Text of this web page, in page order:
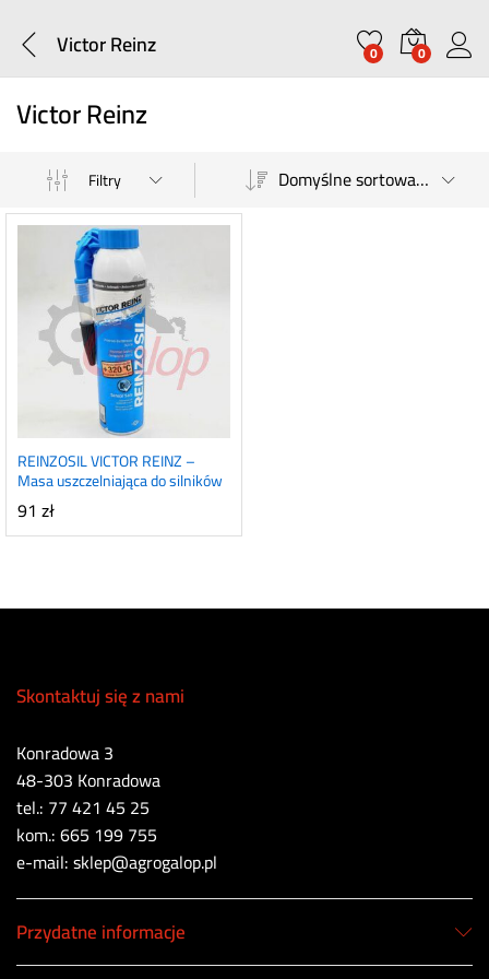
Victor Reinz 0 0
Victor Reinz
Filtry Domyślne sortowanie
REINZOSIL VICTOR REINZ –
Masa uszczelniająca do silników
91 zł
Skontaktuj się z nami
Konradowa 3
48-303 Konradowa
tel.: 77 421 45 25
kom.: 665 199 755
e-mail: sklep@agrogalop.pl
Przydatne informacje